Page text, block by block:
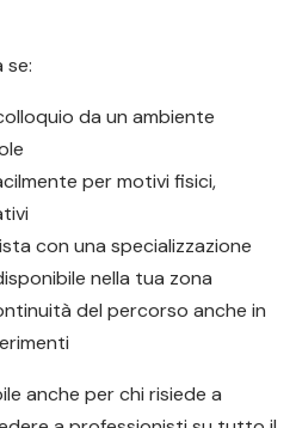
se:
da un ambiente
per motivi fisici,
con una specializzazione
nella tua zona
del percorso anche in
anche per chi risiede a